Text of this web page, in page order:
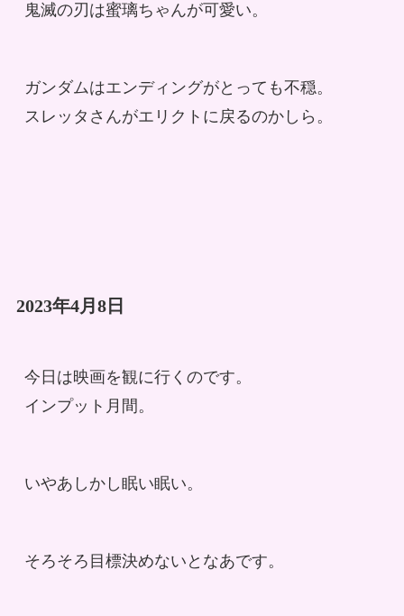
鬼滅の刃は蜜璃ちゃんが可愛い。
ガンダムはエンディングがとっても不穏。
スレッタさんがエリクトに戻るのかしら。
2023年4月8日
今日は映画を観に行くのです。
インプット月間。
いやあしかし眠い眠い。
そろそろ目標決めないとなあです。